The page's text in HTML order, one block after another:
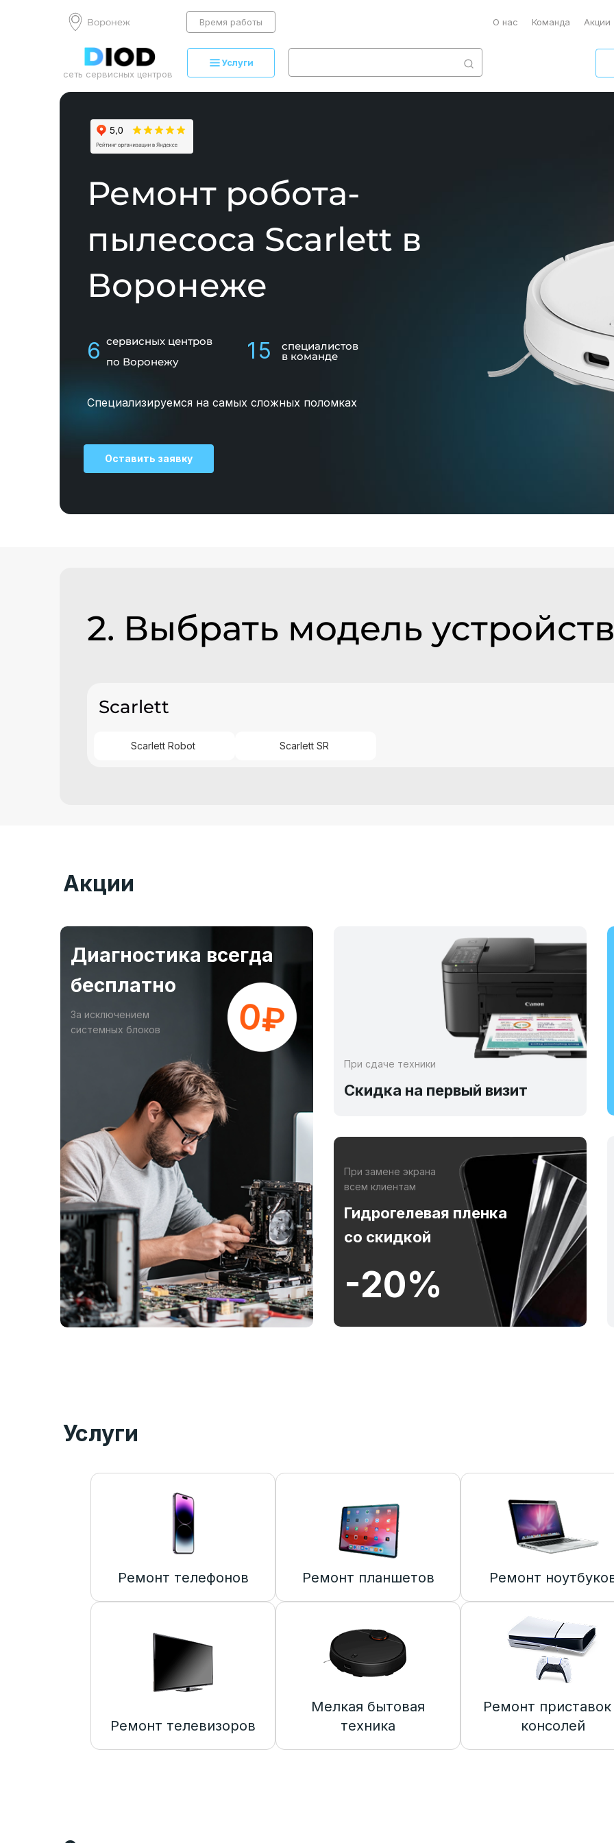
Воронеж Время работы О нас Команда Акции
сеть сервисных центров
Услуги
Ремонт робота-
пылесоса Scarlett в
Воронеже
6 сервисных центров
по Воронежу
15 специалистов
в команде
Специализируемся на самых сложных поломках
Оставить заявку
2. Выбрать модель
Scarlett
Scarlett Robot Scarlett SR
Акции
Диагностика всегда
бесплатно
За исключением
системных блоков
При сдаче техники
Скидка на первый визит
При замене экрана
всем клиентам
Гидрогелевая пленка
со скидкой
-20%
Услуги
Ремонт телефонов Ремонт планшетов Ремонт
Ремонт телевизоров
Мелкая бытовая
техника
Ремонт приставок
консолей